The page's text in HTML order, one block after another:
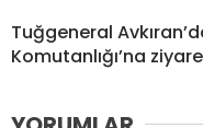
Tuğgeneral
Komutanlığı’na